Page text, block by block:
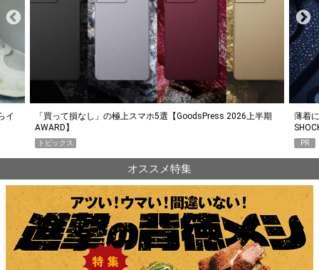
イ
「買って損なし」の極上スマホ5選【GoodsPress 2026上半期
AWARD】
トピックス
薄着
PR
オススメ特集